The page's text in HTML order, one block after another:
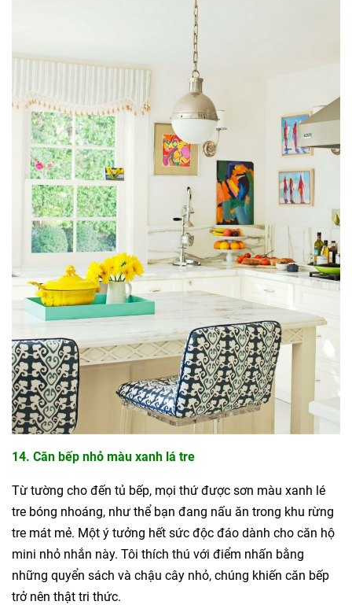
14. Căn bếp nhỏ màu xanh lá tre
Từ tường cho đến tủ bếp, mọi thứ được sơn màu xanh lé
tre bóng nhoáng, như thể bạn đang nấu ăn trong khu rừng
tre mát mẻ. Một ý tưởng hết sức độc đáo dành cho căn hộ
mini nhỏ nhắn này. Tôi thích thú với điểm nhấn bằng
những quyển sách và chậu cây nhỏ, chúng khiến căn bếp
trở nên thật tri thức.